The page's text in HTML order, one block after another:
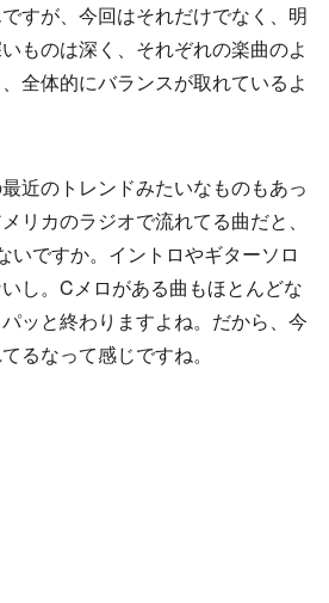
すが、今回はそれだけでなく、明
ものは深く、それぞれの楽曲のよ
全体的にバランスが取れているよ
近のトレンドみたいなものもあっ
リカのラジオで流れてる曲だと、
いですか。イントロやギターソロ
し。Cメロがある曲もほとんどな
ッと終わりますよね。だから、今
るなって感じですね。